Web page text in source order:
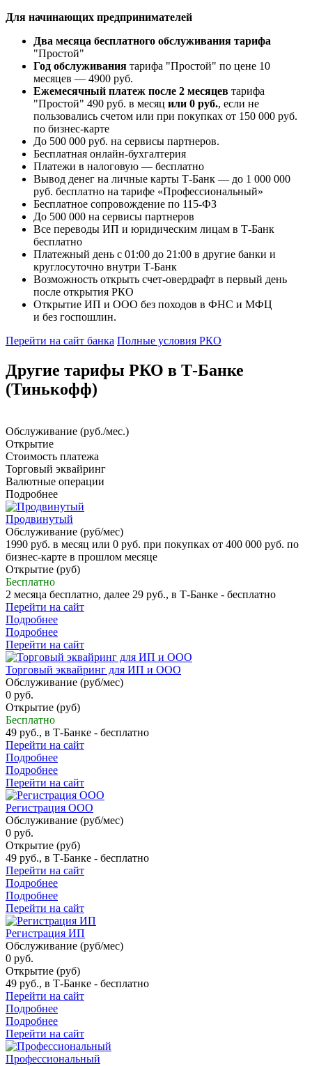
Для начинающих предпринимателей
Два месяца бесплатного обслуживания тарифа
"Простой"
Год обслуживания тарифа "Простой" по цене 10
месяцев — 4900 руб.
Ежемесячный платеж после 2 месяцев тарифа
"Простой" 490 руб. в месяц или 0 руб., если не
пользовались счетом или при покупках от 150 000 руб.
по бизнес-карте
До 500 000 руб. на сервисы партнеров.
Бесплатная онлайн-бухгалтерия
Платежи в налоговую — бесплатно
Вывод денег на личные карты Т-Банк — до 1 000 000
руб. бесплатно на тарифе «Профессиональный»
Бесплатное сопровождение по 115-ФЗ
До 500 000 на сервисы партнеров
Все переводы ИП и юридическим лицам в Т-Банк
бесплатно
Платежный день с 01:00 до 21:00 в другие банки и
круглосуточно внутри Т-Банк
Возможность открыть счет-овердрафт в первый день
после открытия РКО
Открытие ИП и ООО без походов в ФНС и МФЦ
и без госпошлин.
Перейти на сайт банка Полные условия РКО
Другие тарифы РКО в Т-Банке
(Тинькофф)
Обслуживание (руб./мес.)
Открытие
Стоимость платежа
Торговый эквайринг
Валютные операции
Подробнее
Продвинутый
Обслуживание (руб/мес)
1990 руб. в месяц или 0 руб. при покупках от 400 000 руб. по
бизнес-карте в прошлом месяце
Открытие (руб)
Бесплатно
2 месяца бесплатно, далее 29 руб., в Т‑Банке - бесплатно
Перейти на сайт
Подробнее
Подробнее
Перейти на сайт
Торговый эквайринг для ИП и ООО
Обслуживание (руб/мес)
0 руб.
Открытие (руб)
Бесплатно
49 руб., в Т‑Банке - бесплатно
Перейти на сайт
Подробнее
Подробнее
Перейти на сайт
Регистрация ООО
Обслуживание (руб/мес)
0 руб.
Открытие (руб)
49 руб., в Т‑Банке - бесплатно
Перейти на сайт
Подробнее
Подробнее
Перейти на сайт
Регистрация ИП
Обслуживание (руб/мес)
0 руб.
Открытие (руб)
49 руб., в Т‑Банке - бесплатно
Перейти на сайт
Подробнее
Подробнее
Перейти на сайт
Профессиональный